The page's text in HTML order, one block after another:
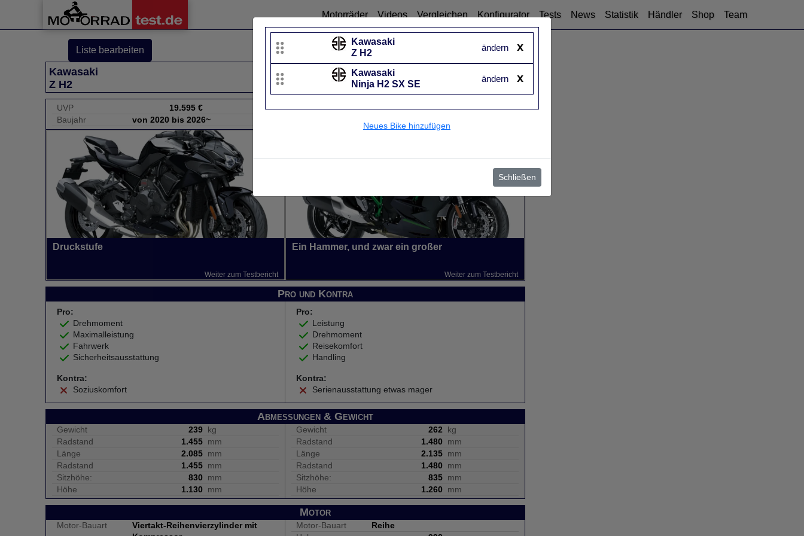
Motorräder Videos Vergleichen Konfigurator Tests News Statistik Händler Shop Team
Liste bearbeiten
Kawasaki
Z H2
Kawasaki
Ninja H2 SX SE
UVP
19.595 €
Baujahr
von 2020 bis 2026~
UVP
29.195 €
Druckstufe
Weiter zum Testbericht
Ein Hammer, und zwar ein großer
Weiter zum Testbericht
Pro und Kontra
Pro:
Drehmoment
Maximalleistung
Fahrwerk
Sicherheitsausstattung
Kontra:
Soziuskomfort
Pro:
Leistung
Drehmoment
Reisekomfort
Handling
Kontra:
Serienausstattung etwas mager
Abmessungen & Gewicht
Gewicht 239 kg
Radstand
1.455 mm
Länge
2.085 mm
Radstand
1.455 mm
Sitzhöhe:
830
mm
Höhe
1.130 mm
Gewicht 262
kg
Radstand
1.480
mm
Länge
2.135 mm
Radstand
1.480
mm
Sitzhöhe:
835 mm
Höhe
1.260 mm
Motor
Motor-Bauart
Viertakt-Reihenvierzylinder mit
Motor-Bauart
Reihe
x
Kawasaki
Z H2
ändern
x
Kawasaki
Ninja H2 SX SE
ändern
Neues Bike hinzufügen
Schließen